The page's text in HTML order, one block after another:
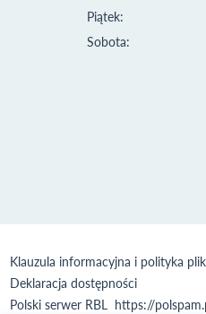
Piątek:
Sobota:
Klauzula informacyjna i polityka
Deklaracja dostępności
Polski serwer RBL https://